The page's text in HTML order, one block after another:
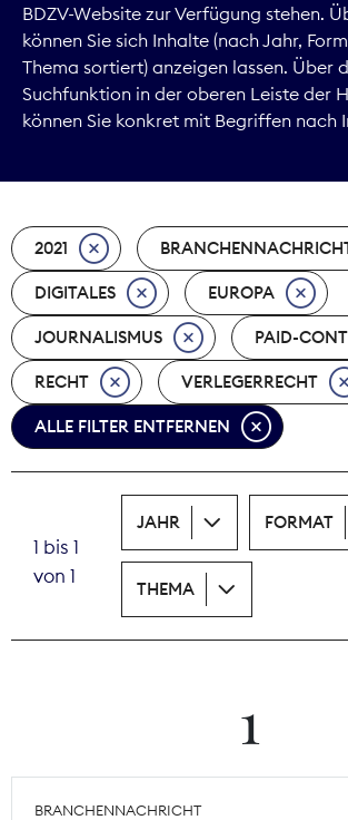
Digitales
Kommunikation
Marktdaten
Nachhaltigkeit
Nachwuchs
Nova Award
Pressefreiheit
Print
Recht
Tarifpolitik
Theodor-Wolff-Preis
BDZV-Website zur Verfügung stehen.
können Sie sich Inhalte (nach Jahr,
Thema sortiert) anzeigen lassen. Über
Suchfunktion in der oberen Leiste der
können Sie konkret mit Begriffen nach
2021
DIGITALES EUROPA
JOURNALISMUS PAID-
RECHT VERLEGERRECHT
ALLE FILTER ENTFERNEN
1 bis 1
von 1
JAHR FORMAT
THEMA
1
BRANCHENNACHRICHT